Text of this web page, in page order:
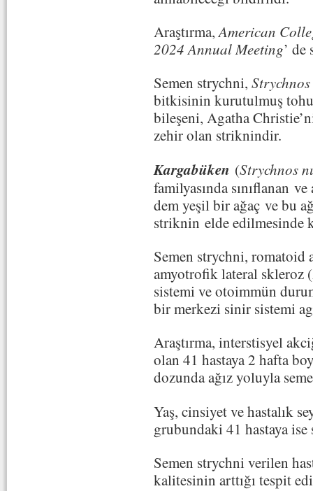
Araştırma,American
2024 Annual Meeting’
Semen strychni,
bitkisinin kurutulmuş
bileşeni, Agatha
zehir olan striknindir.
Kargabüken (Strychnos
familyasında sınıflanan
dem yeşil bir ağaç ve bu
striknin elde edilmesinde
Semen strychni, romatoid
amyotrofik lateral skleroz
sistemi ve otoimmün
bir merkezi sinir sistemi
Araştırma, interstisyel
olan 41 hastaya 2 hafta
dozunda ağız yoluyla
Yaş, cinsiyet ve hastalık
grubundaki 41 hastaya
Semen strychni verilen
kalitesinin arttığı tespit